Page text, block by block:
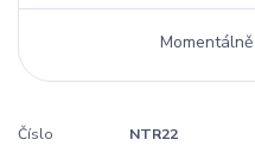
Číslo
NTR22